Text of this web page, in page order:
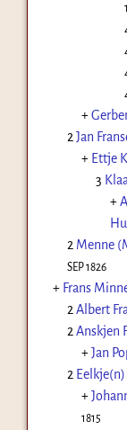
+
2 Jan
+ Ettje
3
+
2 Menne
SEP 1826
+ Frans
2 Albert
2 Anskjen
+Jan
2 Eelkje(n)
+
1815